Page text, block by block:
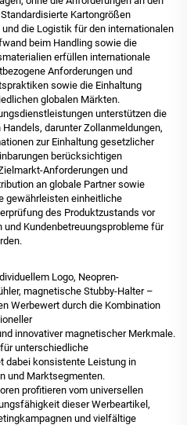
Kartongrößen
die Logistik für den internationalen
beim Handling sowie die
erfüllen internationale
Anforderungen und
sowie die Einhaltung
globalen Märkten.
unterstützen die
darunter Zollanmeldungen,
zur Einhaltung gesetzlicher
berücksichtigen
Anforderungen und
an globale Partner sowie
gewährleisten einheitliche
des Produktzustands vor
Kundenbetreuungsprobleme für
Logo, Neopren-
magnetische Stubby-Halter –
Werbewert durch die Kombination
innovativer magnetischer Merkmale.
unterschiedliche
dabei konsistente Leistung in
und Marktsegmenten.
profitieren vom universellen
dieser Werbeartikel,
und vielfältige